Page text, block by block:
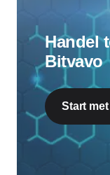
Handel
Bitvavo
Start